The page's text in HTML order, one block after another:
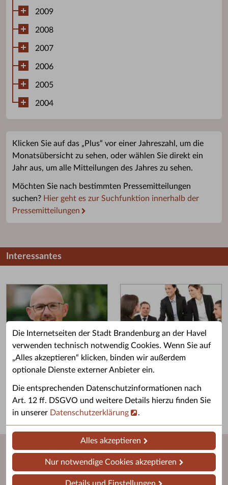
Die Internetseiten der Stadt Brandenburg an der Havel
verwenden technisch notwendig Cookies. Wenn Sie auf
„Alles akzeptieren“ klicken, binden wir außerdem
optionale Dienste externer Anbieter ein.
Die entsprechenden Datenschutzinformationen nach
Art. 12 ff. DSGVO und weitere Details hierzu finden Sie
in unserer Datenschutzerklärung .
Alles akzeptieren
Nur notwendige Cookies akzeptieren
2009
2008
2007
2006
2005
2004
Klicken Sie auf das „Plus“ vor einer Jahreszahl, um die
Monatsübersicht zu sehen, oder wählen Sie direkt ein
Jahr aus, um alle Mitteilungen des Jahres zu sehen.
Möchten Sie nach bestimmten Pressemitteilungen
suchen? Hier geht es zur Suchfunktion innerhalb der
Pressemitteilungen
Interessantes
Grußwort des OB